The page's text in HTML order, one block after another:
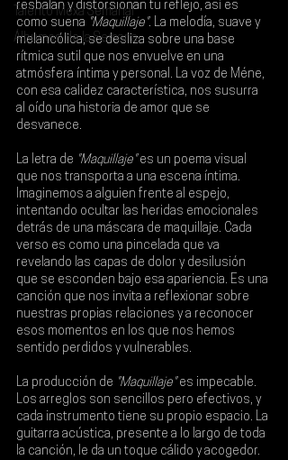
Talento Mexa Semanal
Álbumes de la Semana
resbalan y distorsionan tu reflejo, así es
como suena "Maquillaje". La melodía, suave y
melancólica, se desliza sobre una base
rítmica sutil que nos envuelve en una
atmósfera íntima y personal. La voz de Méne,
con esa calidez característica, nos susurra
al oído una historia de amor que se
desvanece.
La letra de "Maquillaje" es un poema visual
que nos transporta a una escena íntima.
Imaginemos a alguien frente al espejo,
intentando ocultar las heridas emocionales
detrás de una máscara de maquillaje. Cada
verso es como una pincelada que va
revelando las capas de dolor y desilusión
que se esconden bajo esa apariencia. Es una
canción que nos invita a reflexionar sobre
nuestras propias relaciones y a reconocer
esos momentos en los que nos hemos
sentido perdidos y vulnerables.
La producción de "Maquillaje" es impecable.
Los arreglos son sencillos pero efectivos, y
cada instrumento tiene su propio espacio. La
guitarra acústica, presente a lo largo de toda
la canción, le da un toque cálido y acogedor.